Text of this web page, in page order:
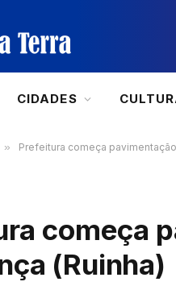
CIDADES
» Prefeitura começa
começa
(Ruinha)